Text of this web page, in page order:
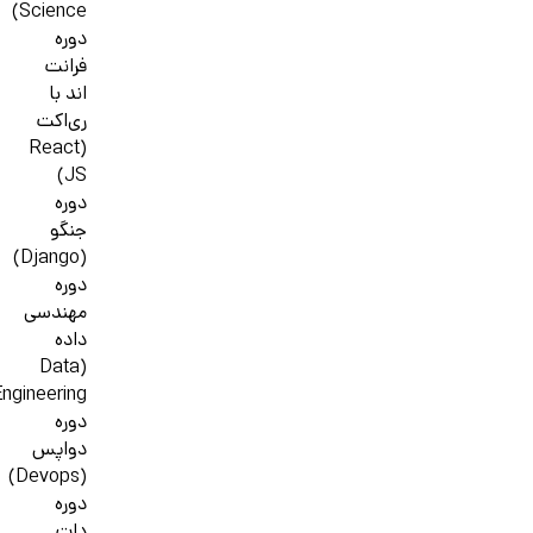
Science)
دوره
فرانت
اند با
ری‌اکت
(React
JS)
دوره
جنگو
(Django)
دوره
مهندسی
داده
(Data
دوره
دواپس
(Devops)
دوره